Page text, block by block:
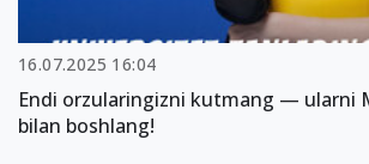
16.07.2025 16:04
Endi orzularingizni kutmang — ularni
bilan boshlang!